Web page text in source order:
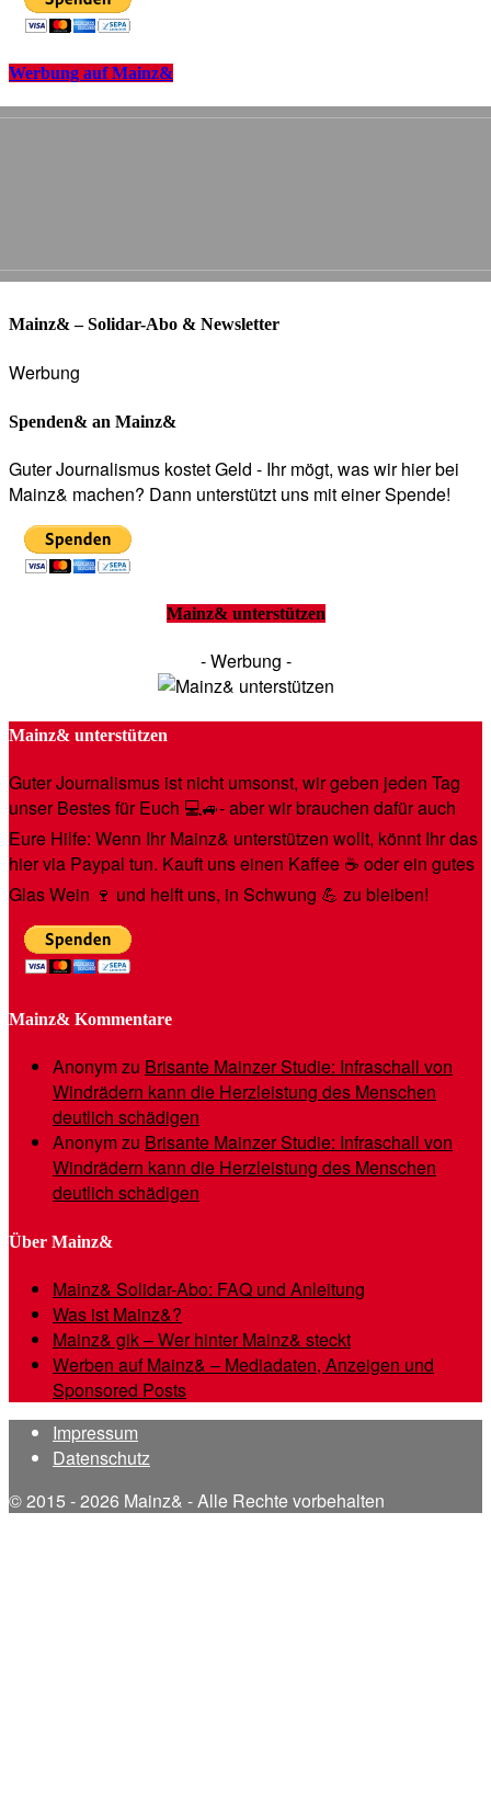
Werbung auf Mainz&
Mainz& – Solidar-Abo & Newsletter
Werbung
Spenden& an Mainz&
Guter Journalismus kostet Geld - Ihr mögt, was wir hier bei
Mainz& machen? Dann unterstützt uns mit einer Spende!
Mainz& unterstützen
- Werbung -
Mainz& unterstützen
Guter Journalismus ist nicht umsonst, wir geben jeden Tag
unser Bestes für Euch 💻🚙- aber wir brauchen dafür auch
Eure Hilfe: Wenn Ihr Mainz& unterstützen wollt, könnt Ihr das
hier via Paypal tun. Kauft uns einen Kaffee ☕️ oder ein gutes
Glas Wein 🍷 und helft uns, in Schwung 💪 zu bleiben!
Mainz& Kommentare
Anonymzu Brisante Mainzer Studie: Infraschall von
Windrädern kann die Herzleistung des Menschen
deutlich schädigen
Anonymzu Brisante Mainzer Studie: Infraschall von
Windrädern kann die Herzleistung des Menschen
deutlich schädigen
Über Mainz&
Mainz& Solidar-Abo: FAQ und Anleitung
Was ist Mainz&?
Mainz& gik – Wer hinter Mainz& steckt
Werben auf Mainz& – Mediadaten, Anzeigen und
Sponsored Posts
Impressum
Datenschutz
© 2015 - 2026 Mainz& - Alle Rechte vorbehalten